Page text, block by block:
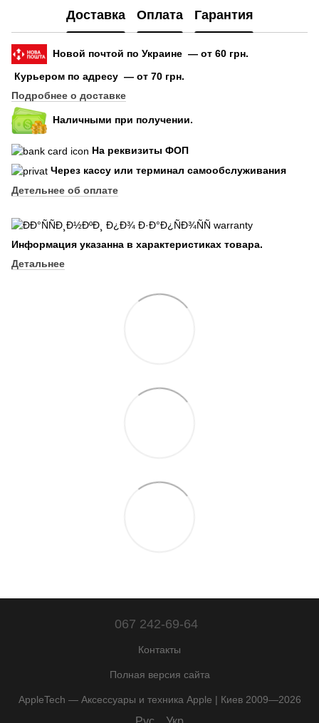
Доставка Оплата Гарантия
Новой почтой по Украине — от 60 грн.
Курьером по адресу — от 70 грн.
Подробнее о доставке
Наличными при получении.
На реквизиты ФОП
Через кассу или терминал самообслуживания
Детельнее об оплате
Информация указанна в характеристиках товара.
Детальнее
067 242-69-64
Контакты
Полная версия сайта
AppleTech — Аксессуары и техника Apple | Киев 2009—2026